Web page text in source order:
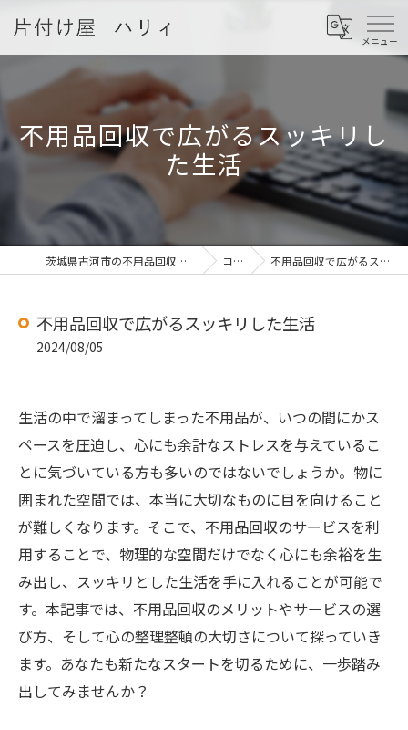
不用品回収で広がるスッキリし
た生活
茨城県古河市の不用品回収なら片付け屋 ハリィ コラム 不用品回収で広がるスッキリした生活
不用品回収で広がるスッキリした生活
2024/08/05
生活の中で溜まってしまった不用品が、いつの間にかス
ペースを圧迫し、心にも余計なストレスを与えているこ
とに気づいている方も多いのではないでしょうか。物に
囲まれた空間では、本当に大切なものに目を向けること
が難しくなります。そこで、不用品回収のサービスを利
用することで、物理的な空間だけでなく心にも余裕を生
み出し、スッキリとした生活を手に入れることが可能で
す。本記事では、不用品回収のメリットやサービスの選
び方、そして心の整理整頓の大切さについて探っていき
ます。あなたも新たなスタートを切るために、一歩踏み
出してみませんか？